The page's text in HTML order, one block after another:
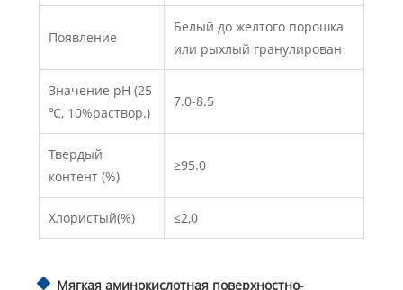
Появление
Белый до желтого порошка
или рыхлый гранулирован
Значение pH (25
℃, 10%раствор.)
7.0-8.5
Твердый
контент (%)
≥95.0
Хлористый(%) ≤2,0
Мягкая аминокислотная поверхностно-